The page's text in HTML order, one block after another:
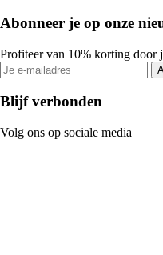
Abonneer je op onze
Profiteer van 10% korting door
Blijf verbonden
Volg ons op sociale media